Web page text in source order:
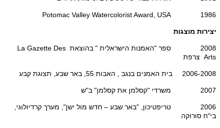
1986 Potomac Valley Watercolorist Award, USA
יצירות מוצגות
2008 ספר "האמנות הישראלית " בהוצאת La Gazette Des
Arts צרפת
2006-2008 בית האמנים בנגב , האבות 55, באר שבע, תצוגת קבע
2007 משרדי "קסלמן את קסלמן" ב"ש
2006 טריפטיכון, "באר שבע – חדש מול ישן", מערך קרדיולוגי,
בי"ח סורוקה